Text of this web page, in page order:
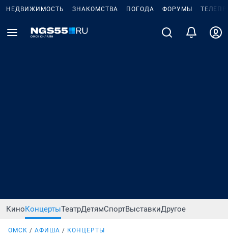
НЕДВИЖИМОСТЬ ЗНАКОМСТВА ПОГОДА ФОРУМЫ
КиноКонцертыТеатрДетямСпортВыставкиДругое
ОМСК АФИША КОНЦЕРТЫ